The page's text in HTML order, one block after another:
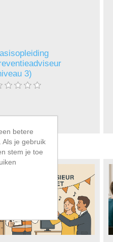
3)
betere
Als je gebruik
stem je toe